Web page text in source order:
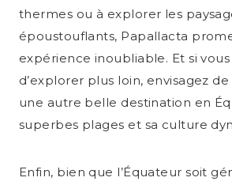
thermes ou à explorer les
époustouflants, Papallacta
expérience inoubliable. Et si
d’explorer plus loin, envisagez de
une autre belle destination en
superbes plages et sa culture
Enfin, bien que l’Équateur soit